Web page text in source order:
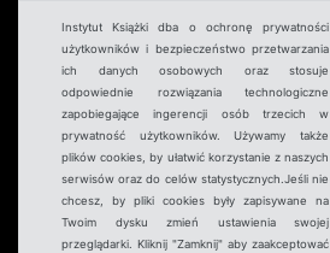
Instytut Książki dba o ochronę prywatności
użytkowników i bezpieczeństwo przetwarzania
ich danych osobowych oraz stosuje
odpowiednie rozwiązania technologiczne
zapobiegające ingerencji osób trzecich w
prywatność użytkowników. Używamy także
plików cookies, by ułatwić korzystanie z naszych
serwisów oraz do celów statystycznych.Jeśli nie
chcesz, by pliki cookies były zapisywane na
Twoim dysku zmień ustawienia swojej
przeglądarki. Kliknij "Zamknij" aby zaakceptować